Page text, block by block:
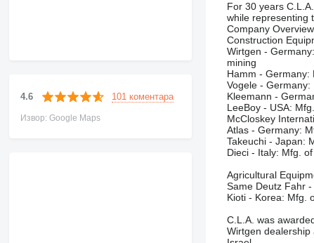
4.6 101 коментара
Извор: Google Maps
For 30 years
while representing
Company Overview
Construction
Wirtgen -
mining
Hamm - Germany:
Vogele -
Kleemann -
LeeBoy - USA:
McCloskey
Atlas - Germany:
Takeuchi - Japan:
Dieci - Italy: Mfg.
Agricultural
Same Deutz Fahr
Kioti - Korea: Mfg.
C.L.A. was
Wirtgen